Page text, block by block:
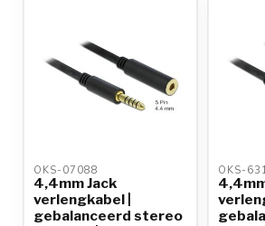
OKS-07088
4,4mm Jack
verlengkabel |
gebalanceerd stereo
OKS-